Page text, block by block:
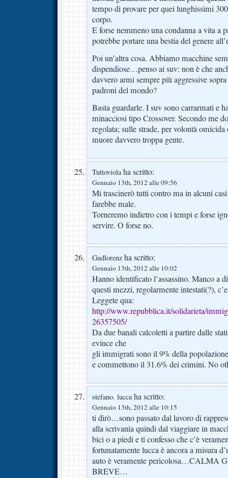
tempo di provare per quei lunghissimi
corpo.
E forse nemmeno una condanna a vita a
potrebbe portare una bestia del genere
Poi un’altra cosa. Abbiamo macchine
dispendiose…penso ai suv: non è che
davvero armi sempre più aggressive
padroni del mondo?
Basta guardarle. I suv sono carrarmati e
minacciosi tipo Crossover. Secondo me
regolata; sulle strade, per volontà
muore davvero troppa gente.
Tuttoviolaha scritto:
Gennaio 13th, 2012 alle 09:56
Mi trascinerò tutti contro ma in alcuni
farebbe male.
Torneremo indietro con i tempi e forse
servire. O forse no.
Gudlorenz ha scritto:
Gennaio 13th, 2012 alle 10:02
Hanno identificato l’assassino. Manco a
questi mezzi, regolarmente intestati(?),
Leggete qua:
http://www.repubblica.it/solidarieta/
26357505/
Da due banali calcoletti a partire dalle
evince che
gli immigrati sono il 9% della
e commettono il 31.6% dei crimini. No
stefano. luccaha scritto:
Gennaio 13th, 2012 alle 10:15
ti dirò…sono passato dal lavoro di
alla scrivania quindi dal viaggiare in
bici o a piedi e ti confesso che c’è
fortunatamente lucca è ancora a misura
auto è veramente pericolosa…CALMA
BREVE…